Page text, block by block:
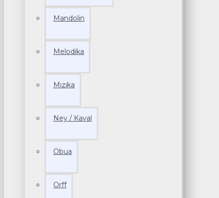
Mandolin
Melodika
Mızıka
Ney / Kaval
Obua
Orff